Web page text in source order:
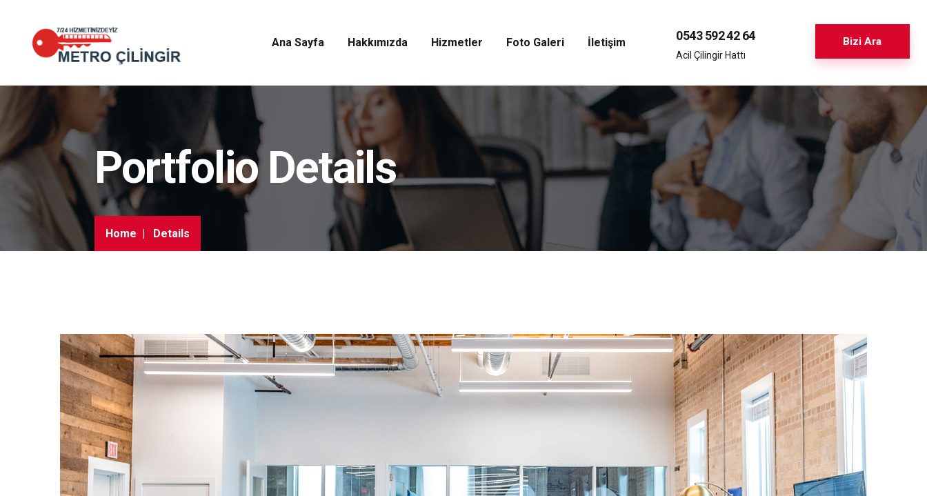
Ana Sayfa Hakkımızda Hizmetler Foto Galeri İletişim Bizi Ara
0543 592 42 64
Acil Çilingir Hattı
Portfolio Details
Home Details